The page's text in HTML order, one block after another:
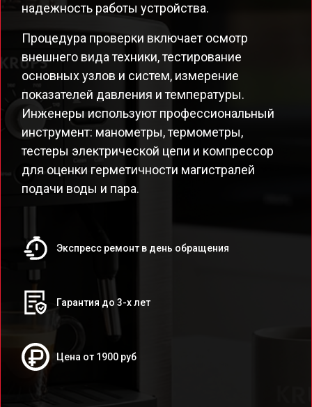
надежность работы устройства.
Процедура проверки включает осмотр
внешнего вида техники, тестирование
основных узлов и систем, измерение
показателей давления и температуры.
Инженеры используют профессиональный
инструмент: манометры, термометры,
тестеры электрической цепи и компрессор
для оценки герметичности магистралей
подачи воды и пара.
Экспресс ремонт в день обращения
Гарантия до 3-х лет
Цена от 1900 руб